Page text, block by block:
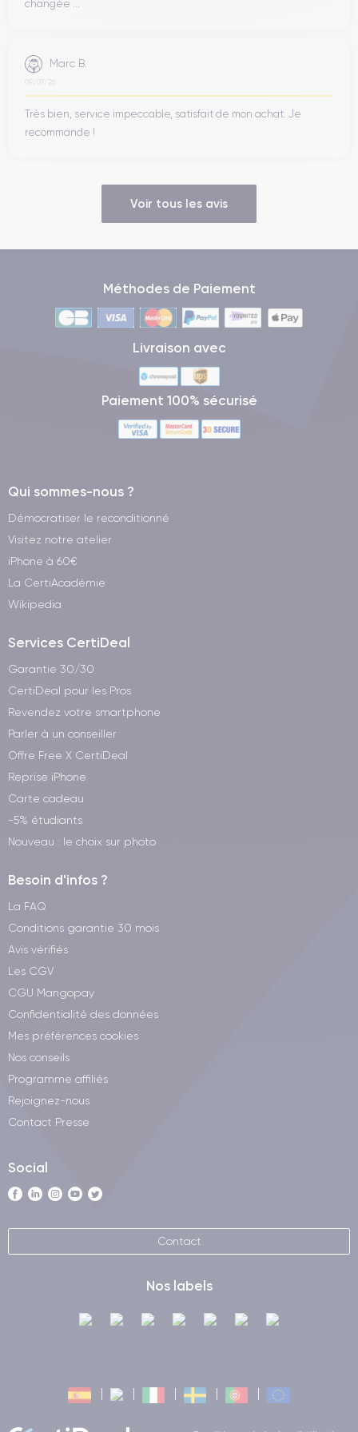
changée ...
Marc B.
09/07/26
Très bien, service impeccable, satisfait de mon achat. Je
recommande !
Voir tous les avis
Méthodes de Paiement
Livraison avec
Paiement 100% sécurisé
Qui sommes-nous ?
Démocratiser le reconditionné
Visitez notre atelier
iPhone à 60€
La CertiAcadémie
Wikipedia
Services CertiDeal
Garantie 30/30
CertiDeal pour les Pros
Revendez votre smartphone
Parler à un conseiller
Offre Free X CertiDeal
Reprise iPhone
Carte cadeau
-5% étudiants
Nouveau : le choix sur photo
Besoin d'infos ?
La FAQ
Conditions garantie 30 mois
Avis vérifiés
Les CGV
CGU Mangopay
Confidentialité des données
Mes préférences cookies
Nos conseils
Programme affiliés
Rejoignez-nous
Contact Presse
Social
Contact
Nos labels